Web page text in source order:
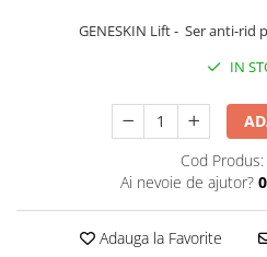
PREPARATE GINECOLOGICE
PREPARATE PENTRU COPII
SOLUTIE DEZINFECTANTA
GENESKIN Lift - Ser anti-
IN
Cod Produs:
Ai nevoie de ajutor?
Adauga la Favorite